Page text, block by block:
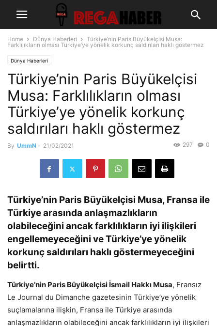
Home Dünya Haberleri
Türkiye’nin Paris Büyükelçisi Musa:
Farklılıkların olması Türkiye’ye yönelik korkunç saldırıları haklı göstermez
Dünya Haberleri
Türkiye’nin Paris Büyükelçisi
Musa: Farklılıkların olması
Türkiye’ye yönelik korkunç
saldırıları haklı göstermez
By UmmN - 21/02/2021 0
297
Türkiye’nin Paris Büyükelçisi Musa, Fransa ile
Türkiye arasında anlaşmazlıkların
olabileceğini ancak farklılıkların iyi ilişkileri
engellemeyeceğini ve Türkiye’ye yönelik
korkunç saldırıları haklı göstermeyeceğini
belirtti.
Türkiye’nin Paris Büyükelçisi İsmail Hakkı Musa, Fransız
Le Journal du Dimanche gazetesinin Türkiye’ye yönelik
suçlamalarına ilişkin, Fransa ile Türkiye arasında
anlaşmazlıkların olabileceğini ancak farklılıkların iyi ilişkileri